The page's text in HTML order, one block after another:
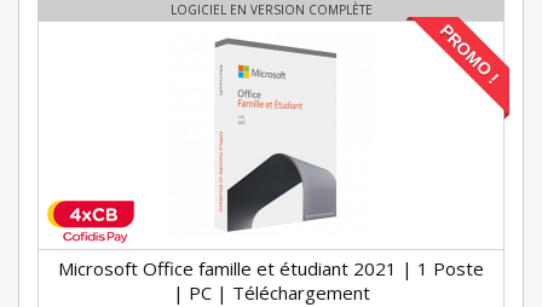
LOGICIEL EN VERSION COMPLÈTE
PROMO !
Microsoft Office famille et étudiant 2021 | 1 Poste
| PC | Téléchargement